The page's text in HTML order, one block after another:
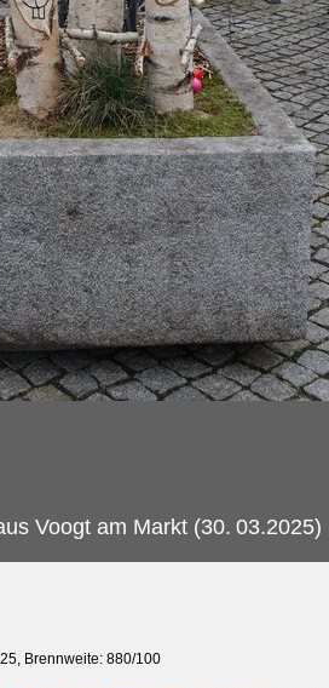
Voogt am Markt (30. 03.2025)
Brennweite: 880/100